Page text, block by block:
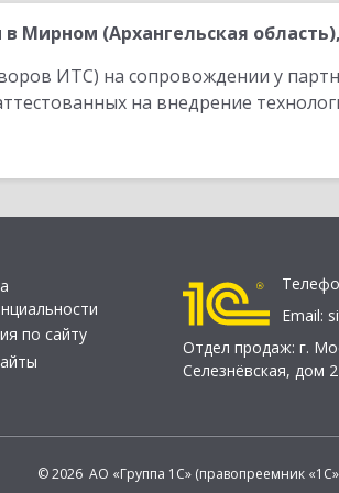
Мирном (Архангельская
ИТС) на сопровождении у
на внедрение
по сайту
Email:
Отдел продаж: г.
Селезнёвская, дом
© 2026 АО «Группа 1С» (правопреемник